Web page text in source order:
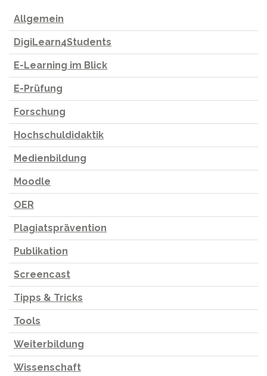
Allgemein
DigiLearn4Students
E-Learning im Blick
E-Prüfung
Forschung
Hochschuldidaktik
Medienbildung
Moodle
OER
Plagiatsprävention
Publikation
Screencast
Tipps & Tricks
Tools
Weiterbildung
Wissenschaft